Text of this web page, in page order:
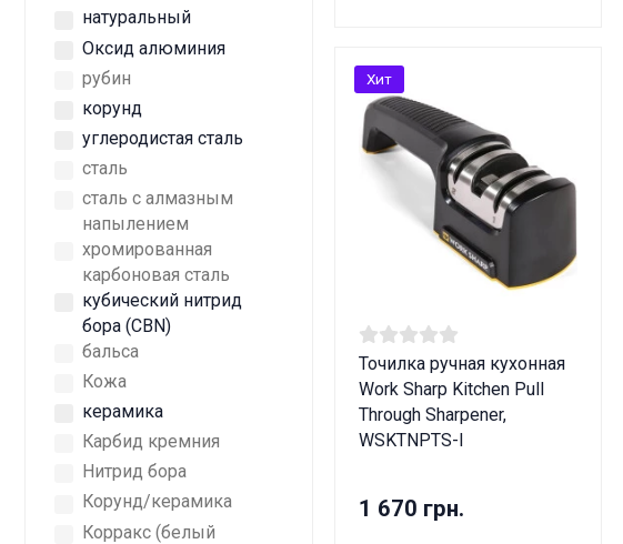
натуральный
Оксид алюминия
рубин
корунд
углеродистая сталь
сталь
сталь с алмазным
напылением
хромированная
карбоновая сталь
кубический нитрид
бора (CBN)
бальса
Кожа
керамика
Карбид кремния
Нитрид бора
Корунд/керамика
Корракс (белый
Точилка ручная кухонная
Work Sharp Kitchen Pull
Through Sharpener,
WSKTNPTS-I
1 670 грн.
Хит